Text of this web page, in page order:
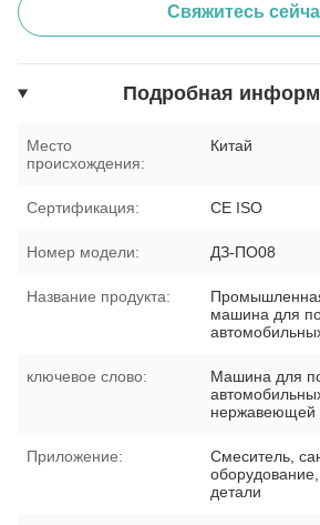
Свяжитесь
Подробная
Место
происхождения:
Китай
Сертификация: CE ISO
Номер модели: ДЗ-ПО08
Название продукта:
машина для
ключевое слово:
Машина для
нержавеющей
Приложение:
Смеситель,
детали